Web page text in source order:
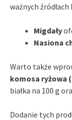
ważnych źródłach
Migdały
Nasiona
Warto także
komosa ryżowa
białka na 100 g
Dodanie tych